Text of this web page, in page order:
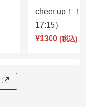
cheer up！
17:15）
¥1300 (税込)